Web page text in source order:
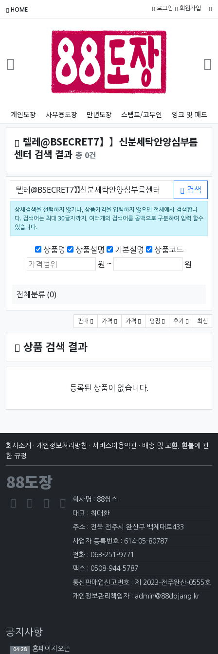
HOME 로그인 회원가입
개인도장 사무용도장 만년도장 스탬프/고무인 잉크 및 패드
텔레@BSECRET7】】신분세탁안양심부름
센터 검색 결과 총 0건
검색어 검색
상세검색을 선택하지 않거나, 상품가격을 입력하지 않으면 전체에서 검색합니
다. 검색어는 최대 30글자까지, 여러개의 검색어를 공백으로 구분하여 입력 할수
있습니다.
검색범위
상품명 상품설명 기본설명
상품코드
상품가격 (원)
최소 가격 원 ~ 원
전체분류(0)
판매 가격 가격 평점 후기 최신
상품 검색 결과
등록된 상품이 없습니다.
회사소개 · 개인정보처리방침 · 서비스이용약관 · 배송 및 교환, 환불에 관
한 규정
88도장
회사명 : 88씽스
대표 : 최대환
주소 : 전북 전주시 완산구 백제대로433
사업자 등록번호 : 614-05-80787
전화 : 063-251-9771
팩스 : 0508-944-5787
통신판매업신고번호 : 제 2023-전주완산-0555호
개인정보관리책임자 : admin@88dojang.kr
공지사항
04-28 홈페이지오픈